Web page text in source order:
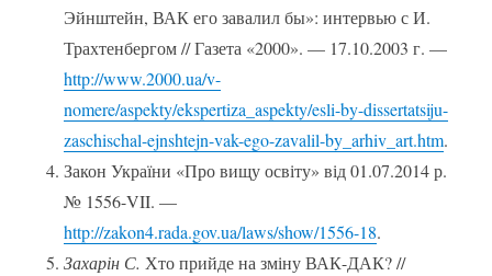
Эйнштейн, ВАК его завалил бы»: интервью с И.
Трахтенбергом // Газета «2000». — 17.10.2003 г. —
http://www.2000.ua/v-
nomere/aspekty/ekspertiza_aspekty/esli-by-dissertatsiju-
zaschischal-ejnshtejn-vak-ego-zavalil-by_arhiv_art.htm.
Закон України «Про вищу освіту» від 01.07.2014 р.
№ 1556-VII. —
http://zakon4.rada.gov.ua/laws/show/1556-18.
Захарін С. Хто прийде на зміну ВАК-ДАК? //